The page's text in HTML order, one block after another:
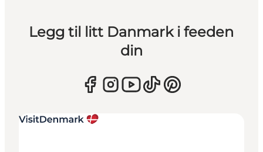
Legg til litt Danmark i feeden
din